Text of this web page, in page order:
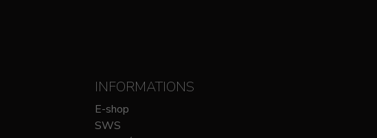
INFORMATIONS
E-shop
SWS